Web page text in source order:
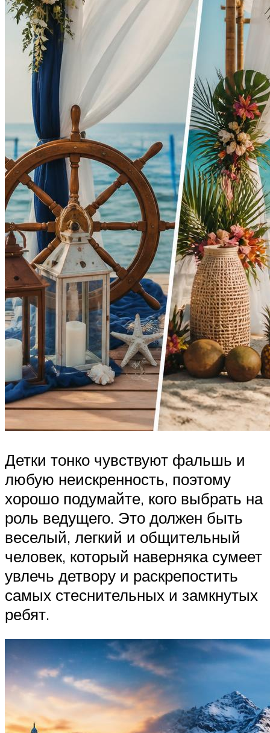
Детки тонко чувствуют фальшь и
любую неискренность, поэтому
хорошо подумайте, кого выбрать на
роль ведущего. Это должен быть
веселый, легкий и общительный
человек, который наверняка сумеет
увлечь детвору и раскрепостить
самых стеснительных и замкнутых
ребят.